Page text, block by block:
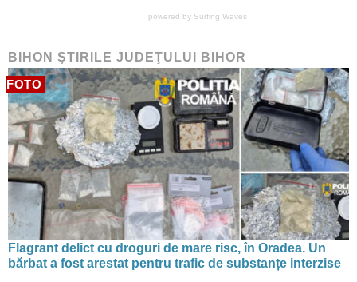
powered by Surfing Waves
BIHON ŞTIRILE JUDEŢULUI BIHOR
FOTO
Flagrant delict cu droguri de mare risc, în Oradea. Un
bărbat a fost arestat pentru trafic de substanțe interzise